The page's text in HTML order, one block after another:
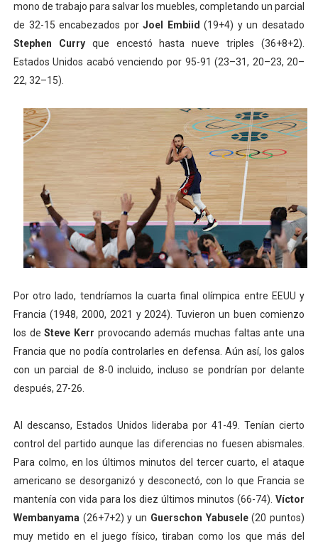
mono de trabajo para salvar los muebles, completando un parcial
de 32-15 encabezados porJoel Embiid (19+4) y un desatado
Stephen Curryque encestó hasta nueve triples (36+8+2).
Estados Unidos acabó venciendo por 95-91 (23–31, 20–23, 20–
22, 32–15).
Por otro lado, tendríamos la cuarta final olímpica entre EEUU y
Francia (1948, 2000, 2021 y 2024). Tuvieron un buen comienzo
los deSteve Kerr provocando además muchas faltas ante una
Francia que no podía controlarles en defensa. Aún así, los galos
con un parcial de 8-0 incluido, incluso se pondrían por delante
después, 27-26.
Al descanso, Estados Unidos lideraba por 41-49. Tenían cierto
control del partido aunque las diferencias no fuesen abismales.
Para colmo, en los últimos minutos del tercer cuarto, el ataque
americano se desorganizó y desconectó, con lo que Francia se
mantenía con vida para los diez últimos minutos (66-74).Víctor
Wembanyama (26+7+2) y un Guerschon Yabusele(20 puntos)
muy metido en el juego físico, tiraban como los que más del